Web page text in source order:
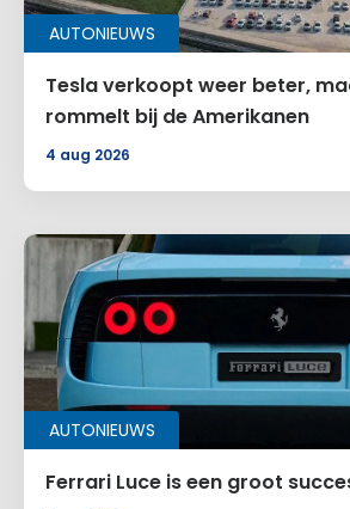
AUTONIEUWS
Tesla verkoopt weer beter,
rommelt bij de Amerikanen
4 aug 2026
AUTONIEUWS
Ferrari Luce is een groot